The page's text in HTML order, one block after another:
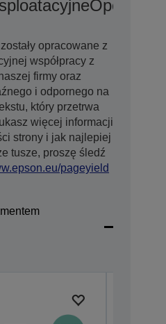
Opcje
opracowane z
współpracy z
firmy oraz
i odpornego na
który przetrwa
więcej informacji
strony i jak najlepiej
tusze, proszę śledź
pageyield